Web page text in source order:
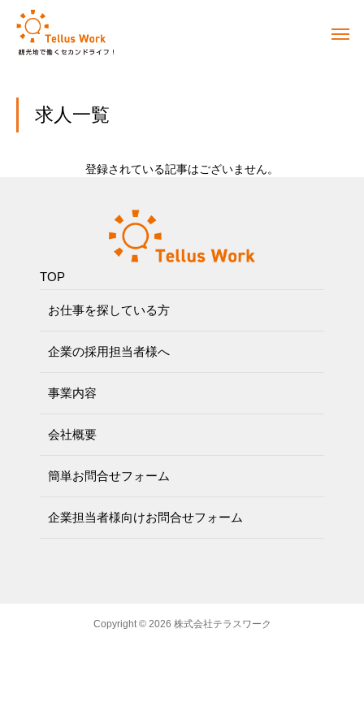
求人一覧
登録されている記事はございません。
TOP
お仕事を探している方
企業の採用担当者様へ
事業内容
会社概要
簡単お問合せフォーム
企業担当者様向けお問合せフォーム
Copyright © 2026 株式会社テラスワーク